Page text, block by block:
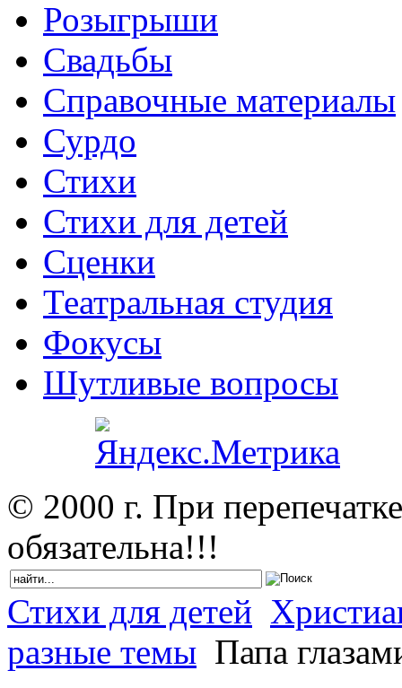
Розыгрыши
Свадьбы
Справочные материалы
Сурдо
Стихи
Стихи для детей
Сценки
Театральная студия
Фокусы
Шутливые вопросы
© 2000 г. При
обязательна!!!
Стихи для детей
разные темы Папа